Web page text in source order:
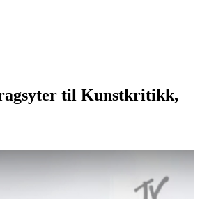
til Kunstkritikk,